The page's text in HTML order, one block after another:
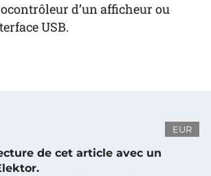
d’un afficheur ou
USB.
EUR
de cet article avec un